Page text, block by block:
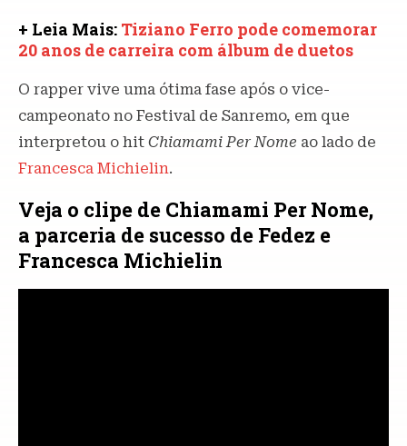
+ Leia Mais: Tiziano Ferro pode comemorar
20 anos de carreira com álbum de duetos
O rapper vive uma ótima fase após o vice-
campeonato no Festival de Sanremo, em que
interpretou o hit Chiamami Per Nome ao lado de
Francesca Michielin.
Veja o clipe de Chiamami Per Nome,
a parceria de sucesso de Fedez e
Francesca Michielin